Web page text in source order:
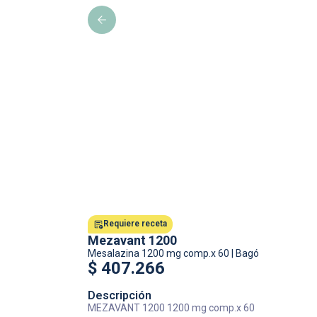
Requiere receta
Mezavant 1200
Mesalazina 1200 mg comp.x 60 Bagó
$ 407.266
Descripción
MEZAVANT 1200 1200 mg comp.x 60